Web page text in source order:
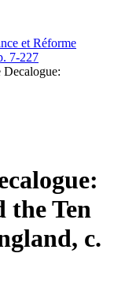
et Réforme
7-227
the Ten
c.